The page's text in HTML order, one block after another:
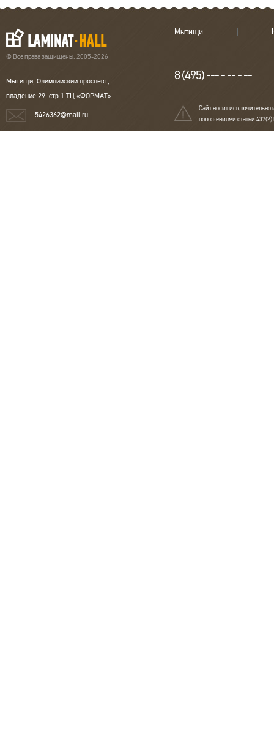
© Все права защищены. 2005-2026
Мытищи, Олимпийский проспект,
владение 29, стр.1 ТЦ «ФОРМАТ»
5426362@mail.ru
Мытищи
8 (495) --- - -- - --
Сайт носит исключительно
положениями статьи